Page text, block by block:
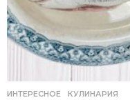
ИНТЕРЕСНОЕ ,КУЛИНАРИЯ